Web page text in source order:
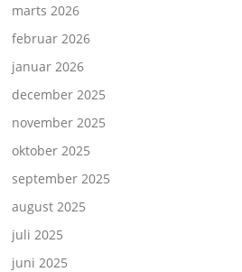
marts 2026
februar 2026
januar 2026
december 2025
november 2025
oktober 2025
september 2025
august 2025
juli 2025
juni 2025